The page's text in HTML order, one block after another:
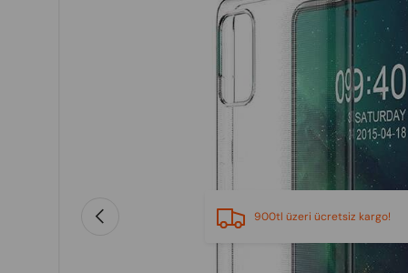
Previous 900tl üzeri ücretsiz kargo!